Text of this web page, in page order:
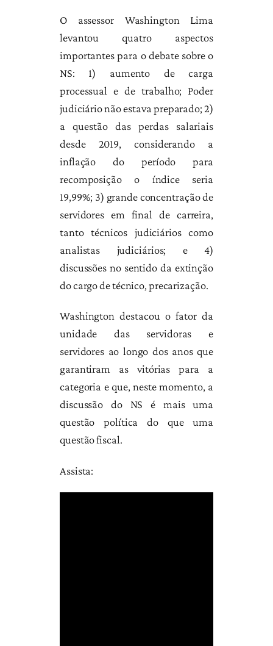
O assessor Washington Lima
levantou quatro aspectos
importantes para o debate sobre o
NS: 1) aumento de carga
processual e de trabalho; Poder
judiciário não estava preparado; 2)
a questão das perdas salariais
desde 2019, considerando a
inflação do período para
recomposição o índice seria
19,99%; 3) grande concentração de
servidores em final de carreira,
tanto técnicos judiciários como
analistas judiciários; e 4)
discussões no sentido da extinção
do cargo de técnico, precarização.
Washington destacou o fator da
unidade das servidoras e
servidores ao longo dos anos que
garantiram as vitórias para a
categoria e que, neste momento, a
discussão do NS é mais uma
questão política do que uma
questão fiscal.
Assista: